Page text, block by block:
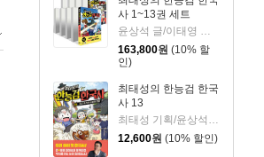
사 1~13권 세트
윤상석 글/이태영 그림
163,800원 (10% 할
인)
최태성의 한능검 한국
사 13
최태성 기획/윤상석 글/이태영 그림
12,600원 (10% 할인)